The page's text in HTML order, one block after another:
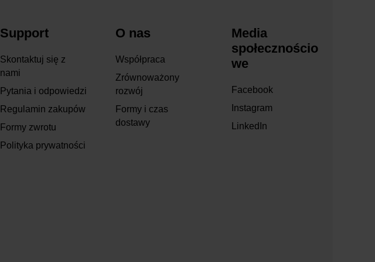
Support
Skontaktuj się z
nami
Pytania i odpowiedzi
Regulamin zakupów
Formy zwrotu
Polityka prywatności
O nas
Współpraca
Zrównoważony
rozwój
Formy i czas
dostawy
Media
społecznościo
we
Facebook
Instagram
LinkedIn